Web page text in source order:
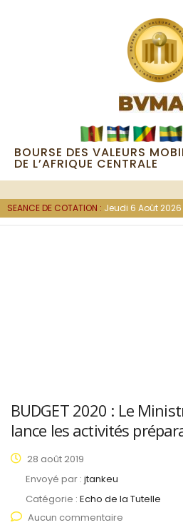
BOURSE DES VALEURS
DE L’AFRIQUE CENTRALE
SEANCE DE COTATION : Jeudi 6 Août 2026
BUDGET 2020 : Le
lance les activités
28 août 2019
Envoyé par : jtankeu
Catégorie : Echo de la Tutelle
Aucun commentaire